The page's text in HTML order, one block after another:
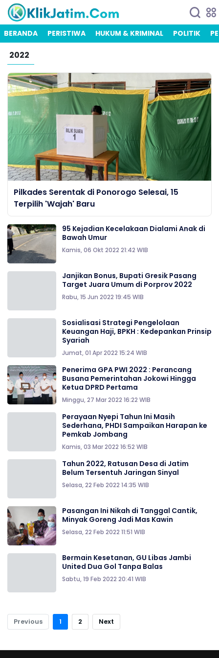
BERANDA PERISTIWA HUKUM & KRIMINAL POLITIK
2022
Pilkades Serentak di Ponorogo Selesai, 15
Terpilih 'Wajah' Baru
95 Kejadian Kecelakaan Dialami Anak di
Bawah Umur
Kamis, 06 Okt 2022 21:42 WIB
Janjikan Bonus, Bupati Gresik Pasang
Target Juara Umum di Porprov 2022
Rabu, 15 Jun 2022 19:45 WIB
Sosialisasi Strategi Pengelolaan
Keuangan Haji, BPKH : Kedepankan Prinsip
Syariah
Jumat, 01 Apr 2022 15:24 WIB
Penerima GPA PWI 2022 : Perancang
Busana Pemerintahan Jokowi Hingga
Ketua DPRD Pertama
Minggu, 27 Mar 2022 16:22 WIB
Perayaan Nyepi Tahun Ini Masih
Sederhana, PHDI Sampaikan Harapan ke
Pemkab Jombang
Kamis, 03 Mar 2022 16:52 WIB
Tahun 2022, Ratusan Desa di Jatim
Belum Tersentuh Jaringan Sinyal
Selasa, 22 Feb 2022 14:35 WIB
Pasangan Ini Nikah di Tanggal Cantik,
Minyak Goreng Jadi Mas Kawin
Selasa, 22 Feb 2022 11:51 WIB
Bermain Kesetanan, GU Libas Jambi
United Dua Gol Tanpa Balas
Sabtu, 19 Feb 2022 20:41 WIB
Previous 1 2 Next